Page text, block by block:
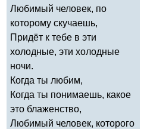
Любимый человек, по
которому скучаешь,
Придёт к тебе в эти
холодные, эти холодные
ночи.
Когда ты любим,
Когда ты понимаешь, какое
это блаженство,
Любимый человек, которого